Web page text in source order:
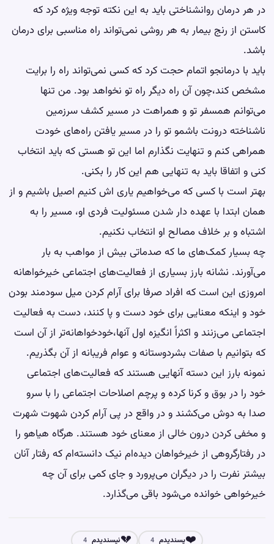
در هر درمان روانشناختی باید به این نکته توجه ویژه کرد که
کاستن از رنج بیمار به هر روشی نمی‌تواند راه مناسبی برای درمان
باشد.
باید با درمانجو اتمام حجت کرد که کسی نمی‌تواند راه را برایت
مشخص کند،چون آن راه دیگر راه تو نخواهد بود. من تنها
می‌توانم همسفر تو و همراهت در مسیر کشف سرزمین
ناشناخته درونت باشمو تو را در مسیر یافتن راه‌های خودت
همراهی کنم و تنهایت نگذارم اما این تو هستی که باید انتخاب
کنی و اتفاقا باید به تنهایی هم این کار را بکنی.
بهتر است با کسی که می‌خواهیم یاری اش کنیم اصیل باشیم و از
همان ابتدا با عهده دار شدن مسئولیت فردی او، مسیر را به
اشتباه و بر خلاف مصالح او انتخاب نکنیم.
چه بسیار کمک‌های ما که صدماتی بیش از مواهب به بار
می‌آورند. نشانه بارز بسیاری از فعالیت‌های اجتماعی خیرخواهانه
امروزی این است که افراد صرفا برای آرام کردن میل سودمند بودن
خود و اینکه معنایی برای خود دست و پا کنند، دست به فعالیت
اجتماعی می‌زنند و اکثراً انگیزه اول آنها،خودخواهانه‌تر از آن است
که بتوانیم با صفات بشردوستانه و عوام فریبانه از آن بگذریم.
نمونه بارز این دسته آنهایی هستند که فعالیت‌های اجتماعی
خود را در بوق و کرنا کرده و پرچم اصلاحات اجتماعی را با سرو
صدا به دوش می‌کشند و در واقع در پی آرام کردن شهوت شهرت
و مخفی کردن درون خالی از معنای خود هستند. هرگاه هیاهو را
در رفتارگروهی از خیرخواهان دیده‌ام نیک دانسته‌ام که رفتار آنان
بیشتر نفرت را در دیگران می‌پرورد و جای کمی برای آن چه
خیرخواهی خوانده می‌شود باقی می‌گذارد.
❤️پسندیدم 4
💔نپسندیدم 4